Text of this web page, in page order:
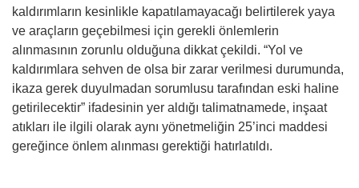
kaldırımların kesinlikle kapatılamayacağı belirtilerek yaya
ve araçların geçebilmesi için gerekli önlemlerin
alınmasının zorunlu olduğuna dikkat çekildi. “Yol ve
kaldırımlara sehven de olsa bir zarar verilmesi durumunda,
ikaza gerek duyulmadan sorumlusu tarafından eski haline
getirilecektir” ifadesinin yer aldığı talimatnamede, inşaat
atıkları ile ilgili olarak aynı yönetmeliğin 25’inci maddesi
gereğince önlem alınması gerektiği hatırlatıldı.